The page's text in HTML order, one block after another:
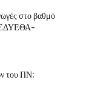
στο βαθμό
του ΠΝ: